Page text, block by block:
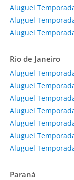
Aluguel
Aluguel
Aluguel
Rio de Janeiro
Aluguel
Aluguel
Aluguel
Aluguel
Aluguel
Aluguel
Aluguel
Paraná